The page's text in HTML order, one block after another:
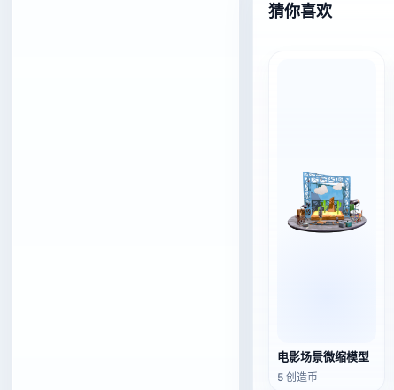
猜你喜欢
电影场景微缩模型
5 创造币